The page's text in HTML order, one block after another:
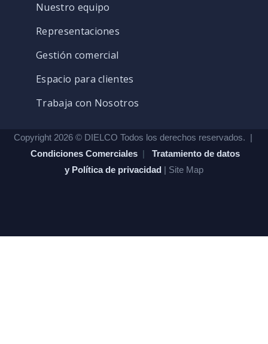
Nuestro equipo
Representaciones
Gestión comercial
Espacio para clientes
Trabaja con Nosotros
Copyright 2026 © DIELCO Todos los derechos reservados. |
Condiciones Comerciales | Tratamiento de datos
y Política de privacidad | Site Map